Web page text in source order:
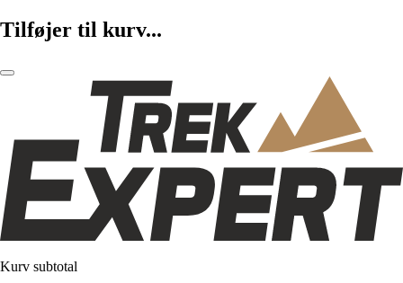
Tilføjer til kurv...
Kurv subtotal